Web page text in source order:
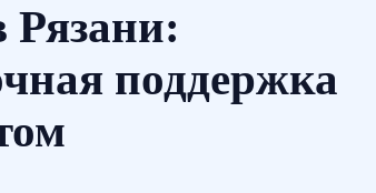
Рязани:
поддержка